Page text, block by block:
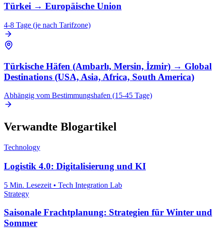
Türkei → Europäische Union
4-8 Tage (je nach Tarifzone)
Türkische Häfen (Ambarlı, Mersin, İzmir) → Global
Destinations (USA, Asia, Africa, South America)
Abhängig vom Bestimmungshafen (15-45 Tage)
Verwandte Blogartikel
Technology
Logistik 4.0: Digitalisierung und KI
5 Min. Lesezeit • Tech Integration Lab
Strategy
Saisonale Frachtplanung: Strategien für Winter und
Sommer